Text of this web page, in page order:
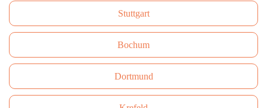
Stuttgart
Bochum
Dortmund